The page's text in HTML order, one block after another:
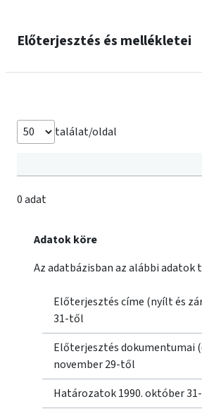
Előterjesztés és mellékletei
találat/oldal
0 adat
Adatok köre
Az adatbázisban az alábbi
Előterjesztés címe (nyílt és
31-től
Előterjesztés dokumentumai
november 29-től
Határozatok 1990. október